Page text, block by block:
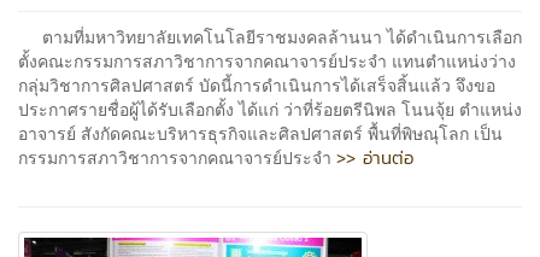
ตามที่มหาวิทยาลัยเทคโนโลยีราชมงคลล้านนา ได้ดำเนินการเลือก
ตั้งคณะกรรมการสภาวิชาการจากคณาจารย์ประจำ แทนตำแหน่งว่าง
กลุ่มวิชาการศิลปศาสตร์ บัดนี้การดำเนินการได้เสร็จสิ้นแล้ว จึงขอ
ประกาศรายชื่อผู้ได้รับเลือกตั้ง ได้แก่ ว่าที่ร้อยตรีนิพล โนนจุ้ย ตำแหน่ง
อาจารย์ สังกัดคณะบริหารธุรกิจและศิลปศาสตร์ พื้นที่พิษณุโลก เป็น
กรรมการสภาวิชาการจากคณาจารย์ประจำ >> อ่านต่อ